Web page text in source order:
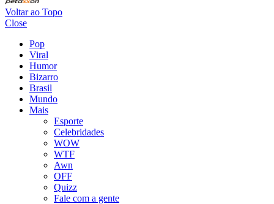
Voltar ao Topo
Close
Pop
Viral
Humor
Bizarro
Brasil
Mundo
Mais
Esporte
Celebridades
WOW
WTF
Awn
OFF
Quizz
Fale com a gente